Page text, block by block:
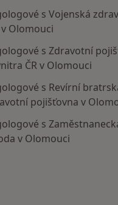
s Vojenská
Olomouci
s Zdravotní
ČR v Olomouci
s Revírní
pojišťovna v
s
v Olomouci